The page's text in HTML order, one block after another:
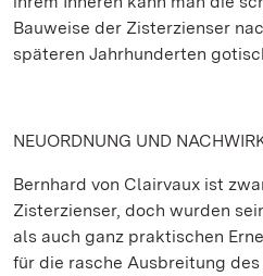
Bauweise der Zisterzienser
späteren Jahrhunderten
NEUORDNUNG UND
Bernhard von Clairvaux ist
Zisterzienser, doch wurden
als auch ganz praktischen
für die rasche Ausbreitung